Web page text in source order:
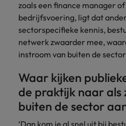
zoals een finance manager
bedrijfsvoering, ligt dat
sectorspecifieke kennis,
netwerk zwaarder mee,
instroom van buiten de sector
Waar kijken
de praktijk naar als
buiten de sector
‘Dan kom je al snel uit bij